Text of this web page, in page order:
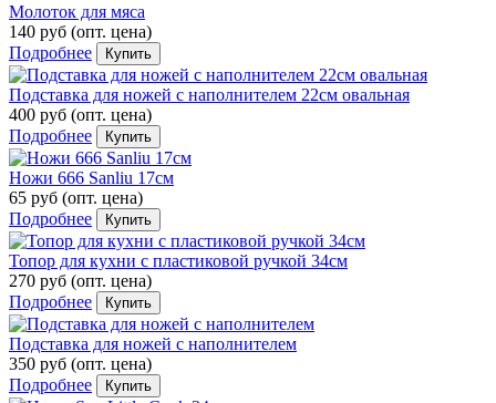
Молоток для мяса
140 руб (опт. цена)
Подробнее
Купить
Подставка для ножей с наполнителем 22см овальная
400 руб (опт. цена)
Подробнее
Купить
Ножи 666 Sаnliu 17см
65 руб (опт. цена)
Подробнее
Купить
Топор для кухни с пластиковой ручкой 34см
270 руб (опт. цена)
Подробнее
Купить
Подставка для ножей с наполнителем
350 руб (опт. цена)
Подробнее
Купить